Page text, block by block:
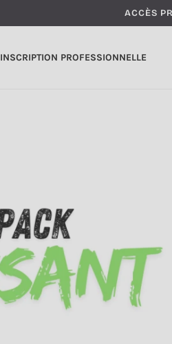
ACCÈS
INSCRIPTION PROFESSIONNELLE